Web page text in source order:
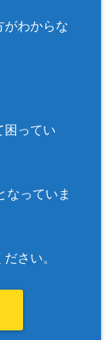
がわからな
困ってい
なっていま
さい。